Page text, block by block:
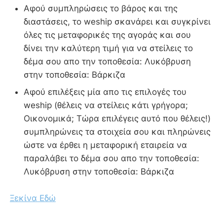
Αφού συμπληρώσεις το βάρος και της
διαστάσεις, το weship σκανάρει και συγκρίνει
όλες τις μεταφορικές της αγοράς και σου
δίνει την καλύτερη τιμή για να στείλεις το
δέμα σου απο την τοποθεσία: Λυκόβρυση
στην τοποθεσία: Βάρκιζα
Αφού επιλέξεις μία απο τις επιλογές του
weship (θέλεις να στείλεις κάτι γρήγορα;
Οικονομικά; Τώρα επιλέγεις αυτό που θέλεις!)
συμπληρώνεις τα στοιχεία σου και πληρώνεις
ώστε να έρθει η μεταφορική εταιρεία να
παραλάβει το δέμα σου απο την τοποθεσία:
Λυκόβρυση στην τοποθεσία: Βάρκιζα
Ξεκίνα Εδώ